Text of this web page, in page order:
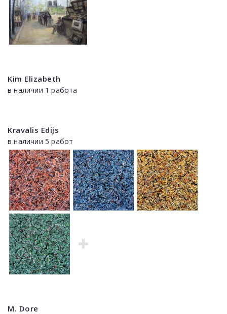
Kim Elizabeth
в наличии 1 работа
Kravalis Edijs
в наличии 5 работ
M. Dore